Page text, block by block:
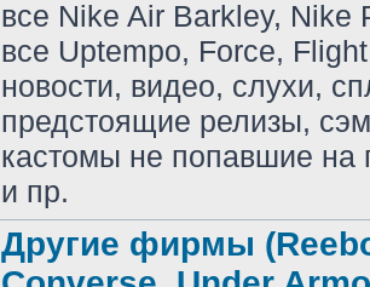
все Nike Air Barkley, Nike
все Uptempo, Force,
новости, видео, слухи,
предстоящие релизы,
кастомы не попавшие на
и пр.
Другие фирмы